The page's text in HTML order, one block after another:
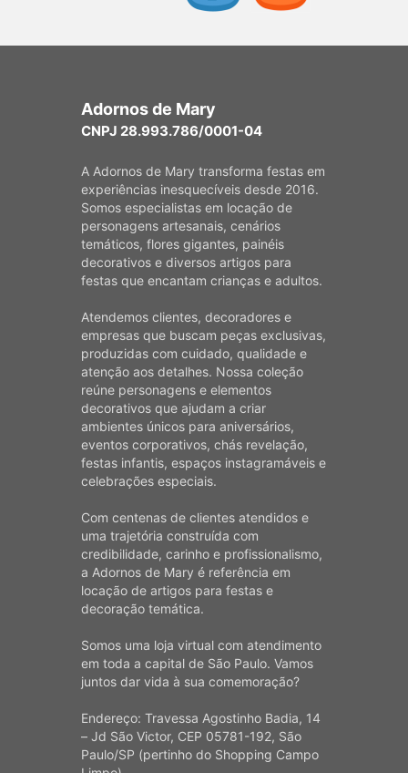
Adornos de Mary
CNPJ 28.993.786/0001-04
A Adornos de Mary transforma festas em
experiências inesquecíveis desde 2016.
Somos especialistas em locação de
personagens artesanais, cenários
temáticos, flores gigantes, painéis
decorativos e diversos artigos para
festas que encantam crianças e adultos.
Atendemos clientes, decoradores e
empresas que buscam peças exclusivas,
produzidas com cuidado, qualidade e
atenção aos detalhes. Nossa coleção
reúne personagens e elementos
decorativos que ajudam a criar
ambientes únicos para aniversários,
eventos corporativos, chás revelação,
festas infantis, espaços instagramáveis e
celebrações especiais.
Com centenas de clientes atendidos e
uma trajetória construída com
credibilidade, carinho e profissionalismo,
a Adornos de Mary é referência em
locação de artigos para festas e
decoração temática.
Somos uma loja virtual com atendimento
em toda a capital de São Paulo. Vamos
juntos dar vida à sua comemoração?
Endereço: Travessa Agostinho Badia, 14
– Jd São Victor, CEP 05781-192, São
Paulo/SP (pertinho do Shopping Campo